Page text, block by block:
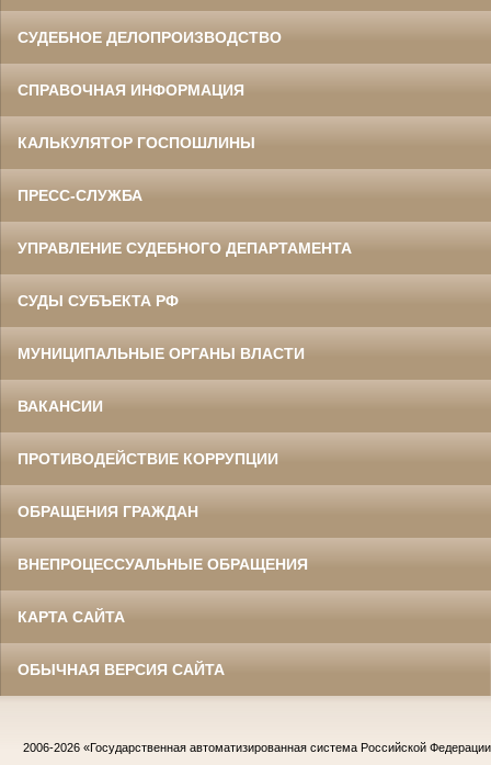
СУДЕБНОЕ ДЕЛОПРОИЗВОДСТВО
СПРАВОЧНАЯ ИНФОРМАЦИЯ
КАЛЬКУЛЯТОР ГОСПОШЛИНЫ
ПРЕСС-СЛУЖБА
УПРАВЛЕНИЕ СУДЕБНОГО ДЕПАРТАМЕНТА
СУДЫ СУБЪЕКТА РФ
МУНИЦИПАЛЬНЫЕ ОРГАНЫ ВЛАСТИ
ВАКАНСИИ
ПРОТИВОДЕЙСТВИЕ КОРРУПЦИИ
ОБРАЩЕНИЯ ГРАЖДАН
ВНЕПРОЦЕССУАЛЬНЫЕ ОБРАЩЕНИЯ
КАРТА САЙТА
ОБЫЧНАЯ ВЕРСИЯ САЙТА
2006-2026 «Государственная автоматизированная система Российской